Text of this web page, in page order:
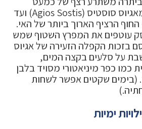
חמישה קילומטרים מאגיוס סוסטיס (Agios Sostis) ועד
החוף הרציף הארוך ביותר של האי.
עוטפים את המפרץ השטוף שמש
בזכות הקפלה הזעירה של אגיוס
על סלעים בקצה המים,
כמו כפר מיניאטורי מסויד בלבן
(בימים שקטים אפשר לשחות
ימיות